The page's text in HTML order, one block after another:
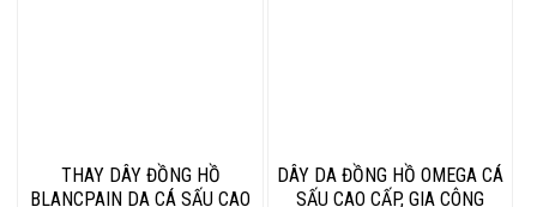
THAY DÂY ĐỒNG HỒ
BLANCPAIN DA CÁ SẤU CAO
DÂY DA ĐỒNG HỒ OMEGA CÁ
SẤU CAO CẤP, GIA CÔNG